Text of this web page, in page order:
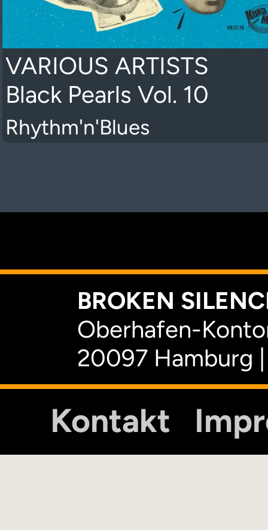
VARIOUS ARTISTS
Black Pearls Vol. 10
Rhythm'n'Blues
BROKEN
Oberhafen-
20097 Hamburg
Kontakt